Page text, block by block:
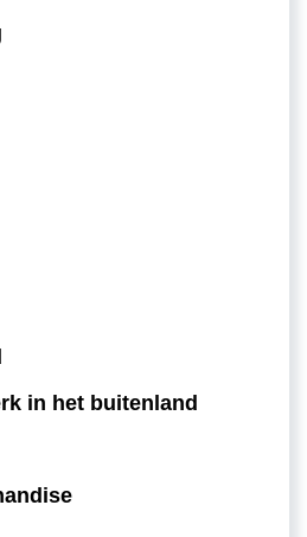
in het buitenland